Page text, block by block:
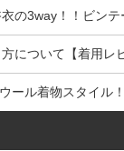
の3way！！ビンテ
について【着用レ
ール着物スタイル！